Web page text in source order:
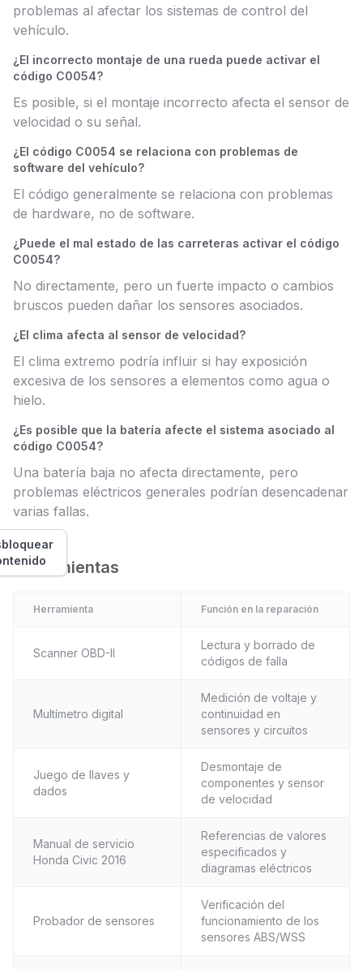
problemas al afectar los sistemas de control del
vehículo.
¿El incorrecto montaje de una rueda puede activar el
código C0054?
Es posible, si el montaje incorrecto afecta el sensor de
velocidad o su señal.
¿El código C0054 se relaciona con problemas de
software del vehículo?
El código generalmente se relaciona con problemas
de hardware, no de software.
¿Puede el mal estado de las carreteras activar el código
C0054?
No directamente, pero un fuerte impacto o cambios
bruscos pueden dañar los sensores asociados.
¿El clima afecta al sensor de velocidad?
El clima extremo podría influir si hay exposición
excesiva de los sensores a elementos como agua o
hielo.
¿Es posible que la batería afecte el sistema asociado al
código C0054?
Una batería baja no afecta directamente, pero
problemas eléctricos generales podrían desencadenar
varias fallas.
Herramientas
Herramienta Función en la reparación
Scanner OBD-II
Lectura y borrado de
códigos de falla
Multímetro digital
Medición de voltaje y
continuidad en
sensores y circuitos
Juego de llaves y
dados
Desmontaje de
componentes y sensor
de velocidad
Manual de servicio
Honda Civic 2016
Referencias de valores
especificados y
diagramas eléctricos
Probador de sensores
Verificación del
funcionamiento de los
sensores ABS/WSS